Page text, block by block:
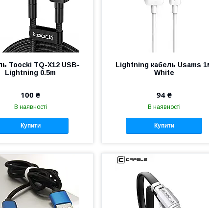
Toocki TQ-X12 USB-
Lightning 0.5m
100 ₴
В наявності
Купити
Lightning кабель Usams
White
94 ₴
В наявності
Купити